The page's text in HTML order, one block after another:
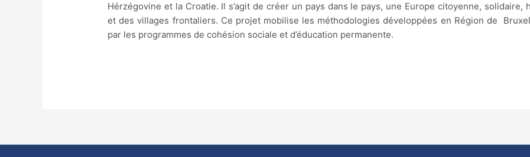
Hérzégovine et la Croatie. Il s’agit de créer un pays dans le pays, une Europe citoyenne,
et des villages frontaliers. Ce projet mobilise les méthodologies développées en Région de
par les programmes de cohésion sociale et d’éducation permanente.